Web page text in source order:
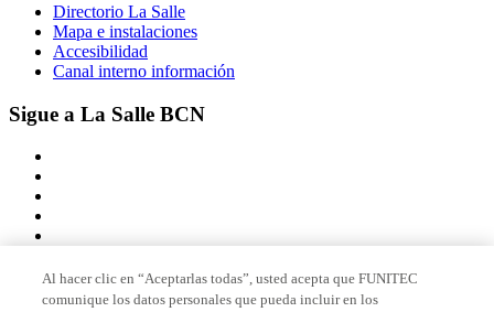
Directorio La Salle
Mapa e instalaciones
Accesibilidad
Canal interno información
Sigue a La Salle BCN
Al hacer clic en “Aceptarlas todas”, usted acepta que FUNITEC
comunique los datos personales que pueda incluir en los